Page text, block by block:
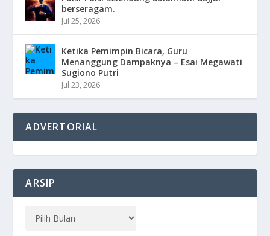
berseragam.
Jul 25, 2026
Ketika Pemimpin Bicara, Guru
Menanggung Dampaknya – Esai Megawati
Sugiono Putri
Jul 23, 2026
ADVERTORIAL
ARSIP